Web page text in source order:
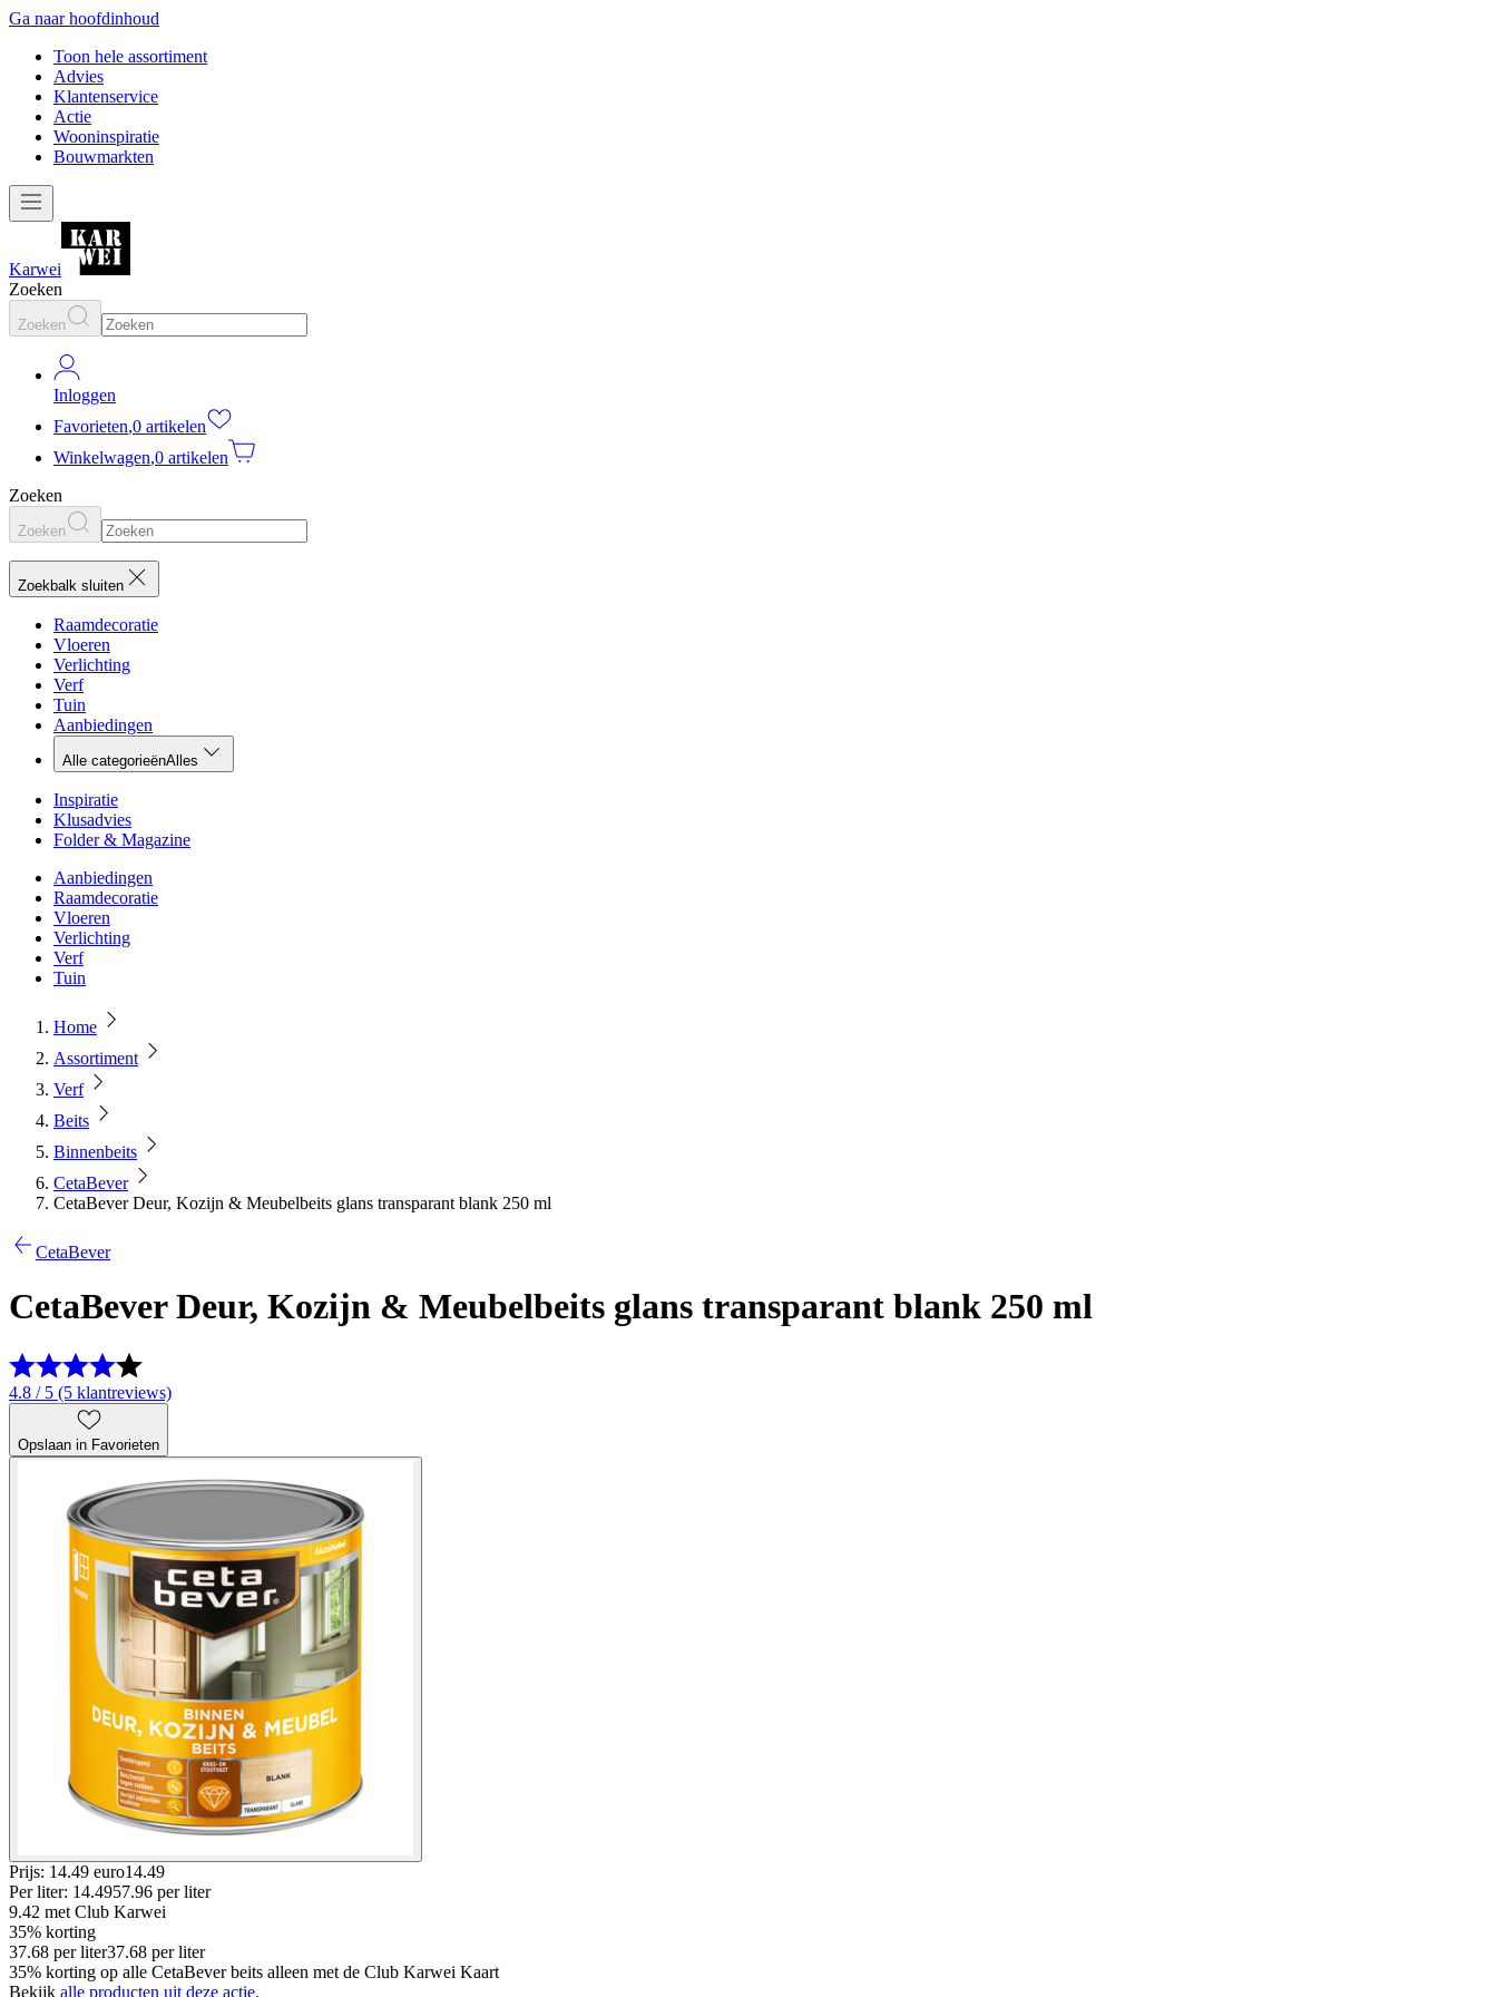
Ga naar hoofdinhoud
Toon hele assortiment
Advies
Klantenservice
Actie
Wooninspiratie
Bouwmarkten
Karwei
Zoeken
Zoeken
Inloggen
Favorieten,0 artikelen
Winkelwagen,0 artikelen
Zoeken
Zoeken
Zoekbalk sluiten
Raamdecoratie
Vloeren
Verlichting
Verf
Tuin
Aanbiedingen
Alle categorieënAlles
Inspiratie
Klusadvies
Folder & Magazine
Aanbiedingen
Raamdecoratie
Vloeren
Verlichting
Verf
Tuin
Home
Assortiment
Verf
Beits
Binnenbeits
CetaBever
CetaBever Deur, Kozijn & Meubelbeits glans transparant blank 250 ml
CetaBever
CetaBever Deur, Kozijn & Meubelbeits glans transparant blank 250 ml
4.8 / 5 (5 klantreviews)
Opslaan in Favorieten
Prijs: 14.49 euro14.49
Per liter: 14.4957.96 per liter
9.42 met Club Karwei
35% korting
37.68 per liter37.68 per liter
35% korting op alle CetaBever beits alleen met de Club Karwei Kaart
Bekijk alle producten uit deze actie.